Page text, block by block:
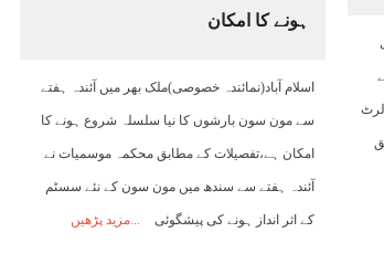
ریڈ الرٹ
ہونے کا امکان
اسلام آباد(نمائندہ خصوصی)ملک بھر میں آئندہ ہفتے
سے مون سون بارشوں کا نیا سلسلہ شروع ہونے کا
امکان ہے،تفصیلات کے مطابق محکمہ موسمیات نے
آئندہ ہفتے سے سندھ میں مون سون کے نئے سسٹم
کے اثر انداز ہونے کی پیشگوئی مزید پڑھیں